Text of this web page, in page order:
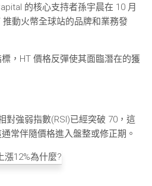
的核心支持者孫宇晨在 10 月
動火幣全球站的品牌和業務發
，HT 價格反彈使其面臨潛在的獲
對強弱指數(RSI)已經突破 70，這
常伴隨價格進入盤整或修正期。